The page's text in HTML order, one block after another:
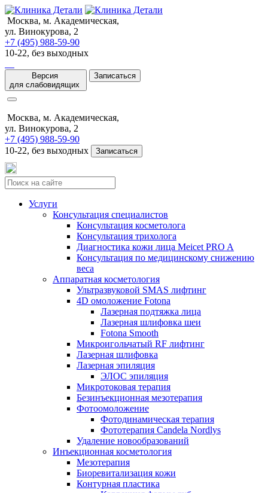
Москва, м. Академическая,
ул. Винокурова, 2
+7 (495) 988-59-90
10-22, без выходных
Версия
для слабовидящих
Записаться
Москва, м. Академическая,
ул. Винокурова, 2
+7 (495) 988-59-90
10-22, без выходных
Записаться
Услуги
Консультация специалистов
Консультация косметолога
Консультация трихолога
Диагностика кожи лица Meicet PRO A
Консультация по медицинскому снижению
веса
Аппаратная косметология
Ультразвуковой SMAS лифтинг
4D омоложение Fotona
Лазерная подтяжка лица
Лазерная шлифовка шеи
Fotona Smooth
Микроигольчатый RF лифтинг
Лазерная шлифовка
Лазерная эпиляция
ЭЛОС эпиляция
Микротоковая терапия
Безинъекционная мезотерапия
Фотоомоложение
Фотодинамическая терапия
Фототерапия Candela Nordlys
Удаление новообразований
Инъекционная косметология
Мезотерапия
Биоревитализация кожи
Контурная пластика